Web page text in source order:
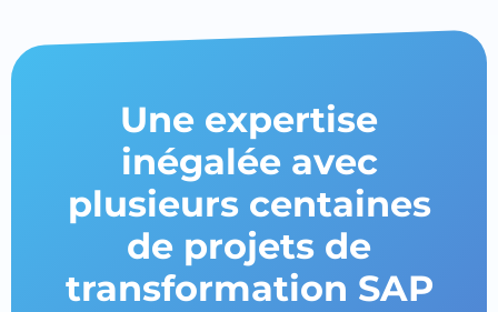
Une expertise
inégalée avec
plusieurs centaines
de projets de
transformation SAP